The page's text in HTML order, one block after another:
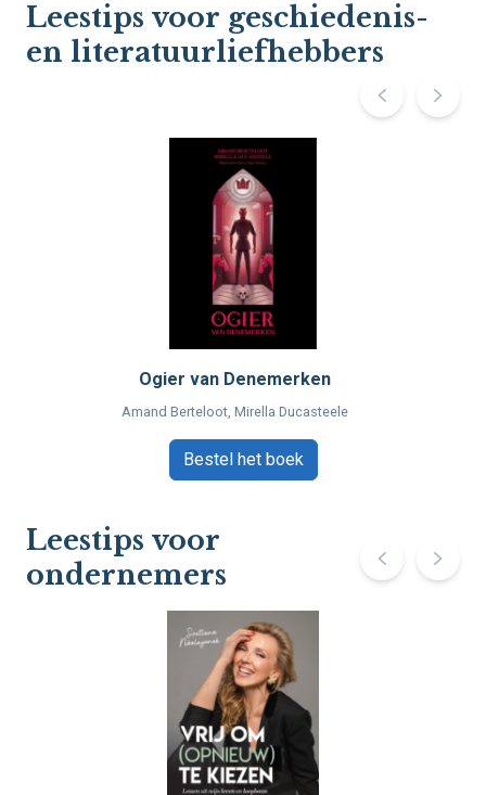
Leestips voor geschiedenis-
en literatuurliefhebbers
Ogier van Denemerken
Amand Berteloot, Mirella Ducasteele
Bestel het boek
Leestips voor
ondernemers